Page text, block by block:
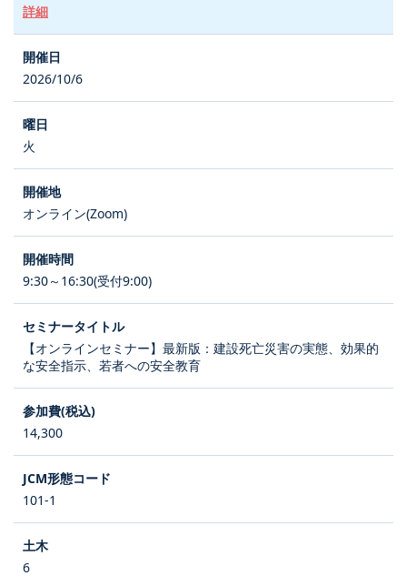
詳細
2026/10/6
火
オンライン(Zoom)
9:30～16:30(受付9:00)
【オンラインセミナー】最新版：建設死亡災害の実態、効果的
な安全指示、若者への安全教育
14,300
101-1
6